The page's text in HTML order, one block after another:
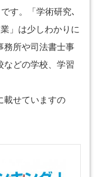
す。「学術研究､
」は少しわかりに
務所や司法書士事
などの学校、学習
載せていますの